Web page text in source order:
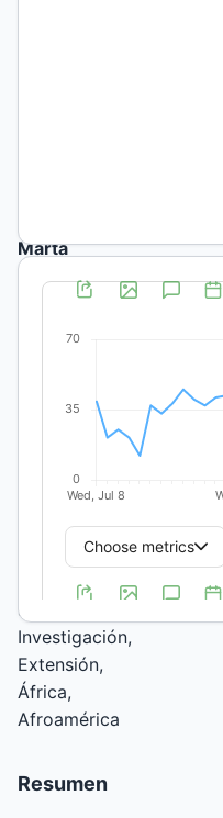
Marta
Cristina
Ottenheimer
Palabras
Enseñanza
superior,
Investigación,
Extensión,
África,
Afroamérica
Resumen